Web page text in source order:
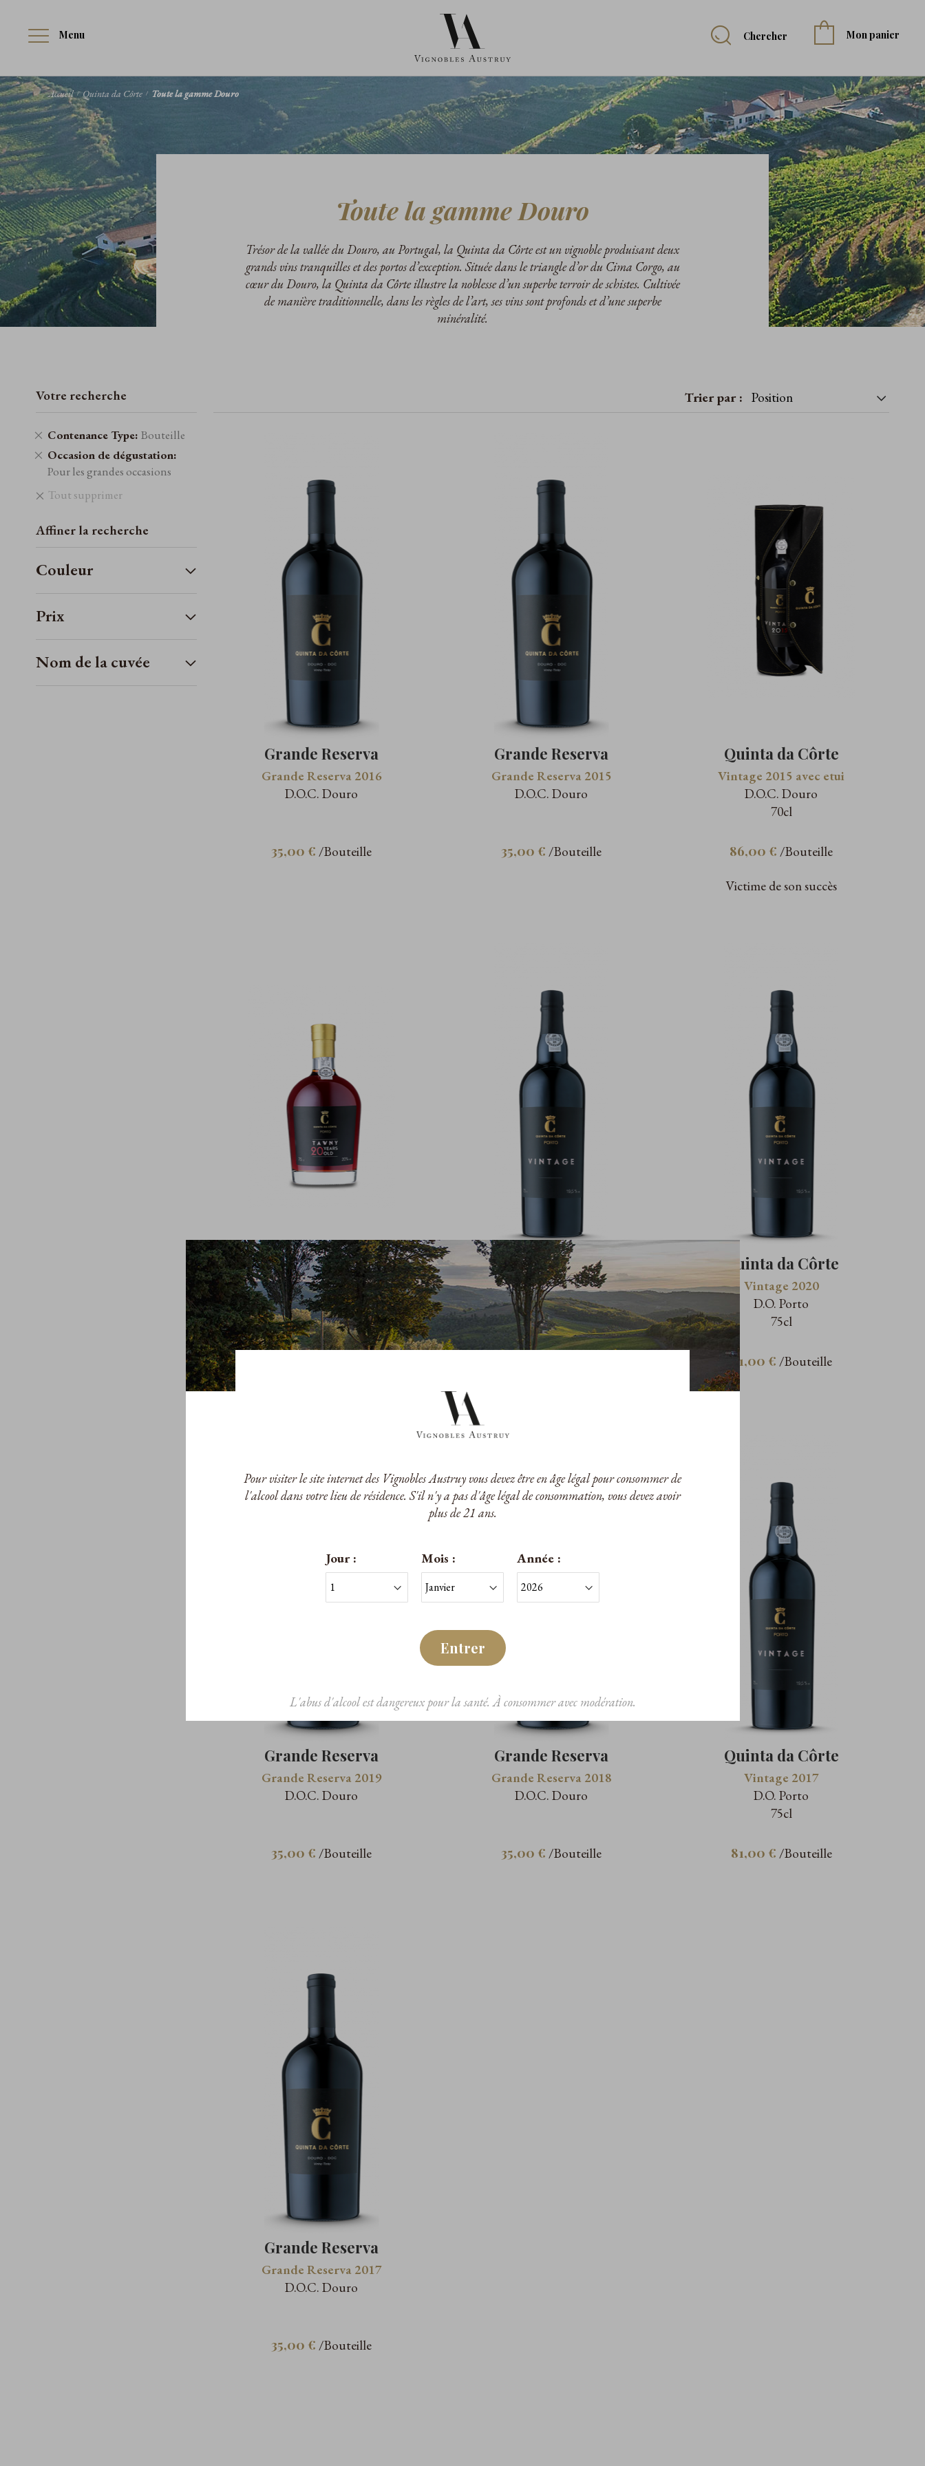
Pour visiter le site internet des Vignobles Austruy vous devez être en âge légal pour consommer de
l'alcool dans votre lieu de résidence. S'il n'y a pas d'âge légal de consommation, vous devez avoir
plus de 21 ans.
Jour : Mois : Année :
Entrer
L'abus d'alcool est dangereux pour la santé. À consommer avec modération.
Menu Mon panier
Chercher
Toute la gamme Douro
Trésor de la vallée du Douro, au Portugal, la Quinta da Côrte est un vignoble produisant deux
grands vins tranquilles et des portos d’exception. Située dans le triangle d’or du Cima Corgo, au
cœur du Douro, la Quinta da Côrte illustre la noblesse d’un superbe terroir de schistes. Cultivée
de manière traditionnelle, dans les règles de l’art, ses vins sont profonds et d’une superbe
minéralité.
Accueil Quinta da Côrte Toute la gamme Douro
Trier par
Grande Reserva
Grande Reserva 2016
D.O.C. Douro
35,00 € /Bouteille
Grande Reserva
Grande Reserva 2015
D.O.C. Douro
35,00 € /Bouteille
Quinta da Côrte
Vintage 2015 avec etui
D.O.C. Douro
70cl
86,00 € /Bouteille
Victime de son succès
Quinta da Côrte
Tawny 20 ans
D.O. Porto
75cl
Quinta da Côrte
Vintage 2021
D.O. Porto
75cl
Quinta da Côrte
Vintage 2020
D.O. Porto
75cl
81,00 € /Bouteille
Grande Reserva
Grande Reserva 2019
D.O.C. Douro
35,00 € /Bouteille
Grande Reserva
Grande Reserva 2018
D.O.C. Douro
35,00 € /Bouteille
Quinta da Côrte
Vintage 2017
D.O. Porto
75cl
81,00 € /Bouteille
Grande Reserva
Grande Reserva 2017
D.O.C. Douro
35,00 € /Bouteille
Votre recherche
Contenance Type Bouteille
Retirer
cet
élément
Occasion de dégustation
Pour les grandes occasions
Retirer
cet
Tout supprimer
Affiner la recherche
Couleur
Prix
Nom de la cuvée